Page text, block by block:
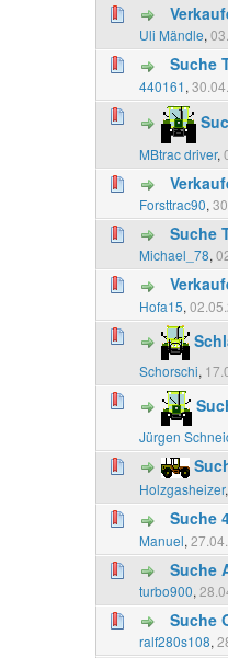
Uli Mändle,
Suche
440161,
MBtrac driver,
Forsttrac90,
Suche
Michael_78,
Hofa15,
Schorschi,
Jürgen
Holzgasheizer,
Suche
Manuel,
Suche
turbo900,
Suche
ralf280s108,